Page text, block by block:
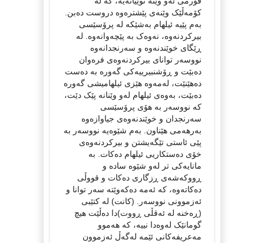
کۆمەڵێک وێنەی پێشترەوە دروست دەبن.
بەم پێیە ئیلهام بەشێکە لە پرۆسێسی
بیرکردنەوە، نەوەک بە پێچەوانەوە. لە
ڕێگای خوێندنەوە و سەرنجدانەوە
نووسەر توانای بیرکردنەوەی فرەوان
دەبێت و ڕۆشنبیرییەکی گەورە بە دەست
دەهێنێت، لەمەوە هێزی ئیلهامیشی گەورە
دەبێت، بەوەی ئیلهام لەو وێنانە پێک دێت،
کە نووسەر بە هۆی پرۆسێسی
سەرنجدان و خوێندنەوەی جیاوازەوە
بەرهەمی هێناون. بەم شێوەیە نووسەر بە
پێی ئاستی تێگەیشتن و بیرکردنەوەی
خۆی دەستکاریی ئیلهام دەکات. بە
مانایەکی تر لەو شێوە سادە و
ڕووکەشەی ڕزگاری دەکات و قووڵی
دەکاتەوە، کە ئەمە دەکەوێتە سەر توانا و
ئەزموونی نووسەر. (کانت) لە کتێبی
(ڕەخنە لە ئەقڵی ڕووت)دا دەڵێت هیچ
گومانێک لەوەدا نییە، کە هەموو
مەعریفەکانی ئێمە لەگەڵ ئەزموون